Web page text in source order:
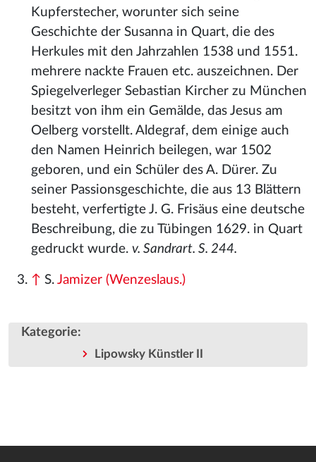
Kupferstecher, worunter sich seine
Geschichte der Susanna in Quart, die des
Herkules mit den Jahrzahlen 1538 und 1551.
mehrere nackte Frauen etc. auszeichnen. Der
Spiegelverleger Sebastian Kircher zu München
besitzt von ihm ein Gemälde, das Jesus am
Oelberg vorstellt. Aldegraf, dem einige auch
den Namen Heinrich beilegen, war 1502
geboren, und ein Schüler des A. Dürer. Zu
seiner Passionsgeschichte, die aus 13 Blättern
besteht, verfertigte J. G. Frisäus eine deutsche
Beschreibung, die zu Tübingen 1629. in Quart
gedruckt wurde. v. Sandrart. S. 244.
↑ S. Jamizer (Wenzeslaus.)
Kategorie:
Lipowsky Künstler II